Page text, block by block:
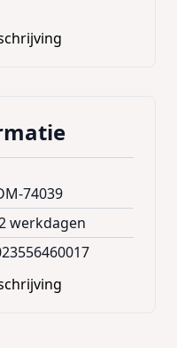
74039
werkdagen